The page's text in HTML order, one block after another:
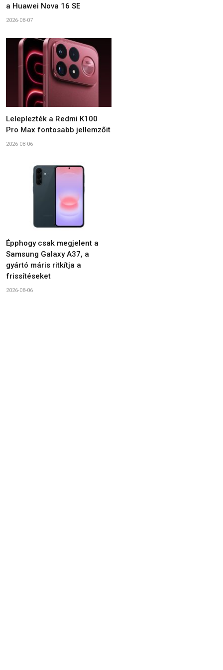
a Huawei Nova 16 SE
2026-08-07
Leleplezték a Redmi K100
Pro Max fontosabb jellemzőit
2026-08-06
Épphogy csak megjelent a
Samsung Galaxy A37, a
gyártó máris ritkítja a
frissítéseket
2026-08-06